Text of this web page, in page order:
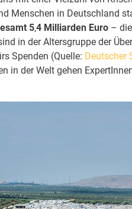
Menschen in Deutschland
5,4 Milliarden Euro –
in der Altersgruppe der
Spenden (Quelle: Deutscher
in der Welt gehen